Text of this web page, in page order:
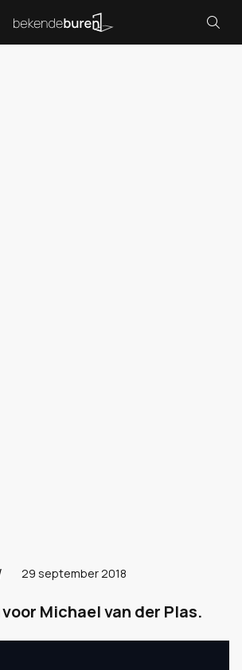
29 september 2018
Michael van der Plas.